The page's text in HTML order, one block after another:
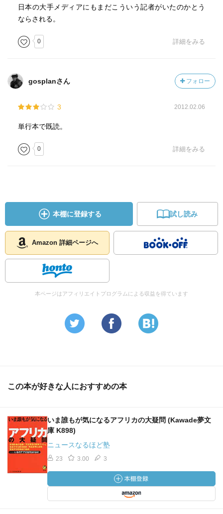
日本の大手メディアにもまだこういう記者がいたのかとう
ならされる。
0 詳細をみる
gosplanさん フォロー
3 2012.02.06
単行本で既読。
0 詳細をみる
本棚に登録する 試し読み
Amazon 詳細ページへ
本ページはアフィリエイトプログラムによる収益を得ています
この本が好きな人におすすめの本
いま誰もが気になるアフリカの大疑問 (Kawade夢文
庫 K898)
ニュースなるほど塾
23 3.00 3